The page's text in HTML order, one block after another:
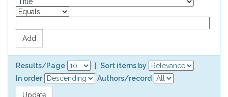
Results/Page
Sort items by
In order
Authors/record